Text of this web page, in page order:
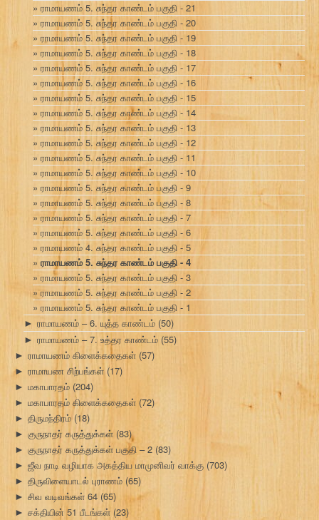
ராமாயணம் 5. சுந்தர காண்டம் பகுதி - 21
ராமாயணம் 5. சுந்தர காண்டம் பகுதி - 20
ராமாயணம் 5. சுந்தர காண்டம் பகுதி - 19
ராமாயணம் 5. சுந்தர காண்டம் பகுதி - 18
ராமாயணம் 5. சுந்தர காண்டம் பகுதி - 17
ராமாயணம் 5. சுந்தர காண்டம் பகுதி - 16
ராமாயணம் 5. சுந்தர காண்டம் பகுதி - 15
ராமாயணம் 5. சுந்தர காண்டம் பகுதி - 14
ராமாயணம் 5. சுந்தர காண்டம் பகுதி - 13
ராமாயணம் 5. சுந்தர காண்டம் பகுதி - 12
ராமாயணம் 5. சுந்தர காண்டம் பகுதி - 11
ராமாயணம் 5. சுந்தர காண்டம் பகுதி - 10
ராமாயணம் 5. சுந்தர காண்டம் பகுதி - 9
ராமாயணம் 5. சுந்தர காண்டம் பகுதி - 8
ராமாயணம் 5. சுந்தர காண்டம் பகுதி - 7
ராமாயணம் 5. சுந்தர காண்டம் பகுதி - 6
ராமாயணம் 4. சுந்தர காண்டம் பகுதி - 5
ராமாயணம் 5. சுந்தர காண்டம் பகுதி - 4
ராமாயணம் 5. சுந்தர காண்டம் பகுதி - 3
ராமாயணம் 5. சுந்தர காண்டம் பகுதி - 2
ராமாயணம் 5. சுந்தர காண்டம் பகுதி - 1
► ராமாயணம் – 6. யுத்த காண்டம் (50)
► ராமாயணம் – 7. உத்தர காண்டம் (55)
► ராமாயணம் கிளைக்கதைகள் (57)
► ராமாயண சிற்பங்கள்(17)
► மகாபாரதம் (204)
► மகாபாரதம் கிளைக்கதைகள் (72)
► திருமந்திரம்(18)
► குருநாதர் கருத்துக்கள் (83)
► குருநாதர் கருத்துக்கள் பகுதி – 2 (83)
► ஜீவ நாடி வழியாக அகத்திய மாமுனிவர் வாக்கு (703)
► திருவிளையாடல் புராணம் (65)
► சிவ வடிவங்கள் 64 (65)
► சக்தியின் 51 பீடங்கள் (23)